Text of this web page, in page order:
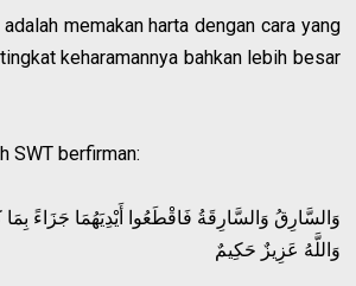
memakan harta dengan cara yang
keharamannya bahkan lebih besar
SWT berfirman:
وَالسَّارِقُ وَالسَّارِقَةُ فَاقْطَعُوا أَيْدِيَهُمَا جَزَاءً بِمَا
وَاللَّهُ عَزِيزٌ حَكِيمٌ